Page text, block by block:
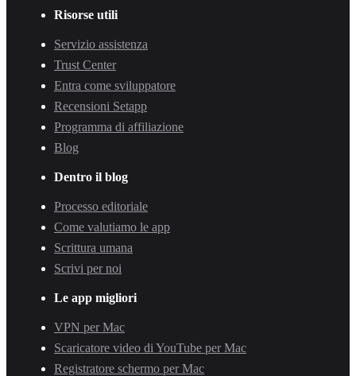
Risorse utili
Servizio assistenza
Trust Center
Entra come sviluppatore
Recensioni Setapp
Programma di affiliazione
Blog
Dentro il blog
Processo editoriale
Come valutiamo le app
Scrittura umana
Scrivi per noi
Le app migliori
VPN per Mac
Scaricatore video di YouTube per Mac
Registratore schermo per Mac